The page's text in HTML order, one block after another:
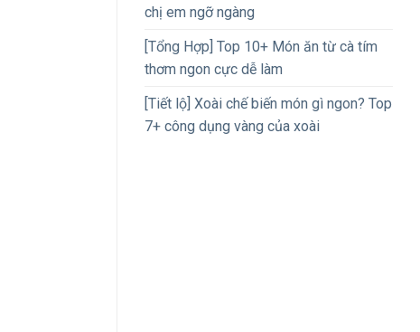
chị em ngỡ ngàng
[Tổng Hợp] Top 10+ Món ăn từ cà tím
thơm ngon cực dễ làm
[Tiết lộ] Xoài chế biến món gì ngon? Top
7+ công dụng vàng của xoài